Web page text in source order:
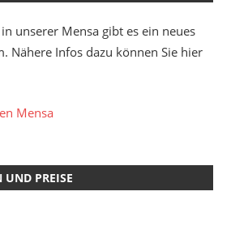
unserer Mensa gibt es ein neues
Nähere Infos dazu können Sie hier
Mensa
PREISE